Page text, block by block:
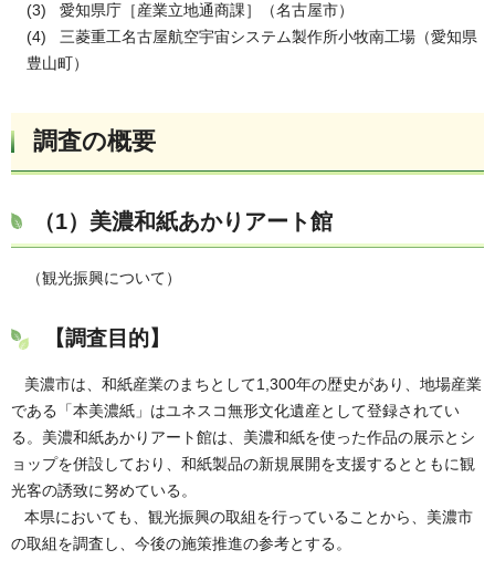
(3) 愛知県庁［産業立地通商課］（名古屋市）
(4) 三菱重工名古屋航空宇宙システム製作所小牧南工場（愛知県
豊山町）
調査の概要
（1） 美濃和紙あかりアート館
（観光振興について）
【調査目的】
美濃市は、和紙産業のまちとして1,300年の歴史があり、地場産業
である「本美濃紙」はユネスコ無形文化遺産として登録されてい
る。美濃和紙あかりアート館は、美濃和紙を使った作品の展示とシ
ョップを併設しており、和紙製品の新規展開を支援するとともに観
光客の誘致に努めている。
本県においても、観光振興の取組を行っていることから、美濃市
の取組を調査し、今後の施策推進の参考とする。